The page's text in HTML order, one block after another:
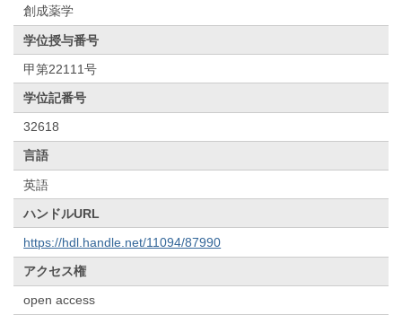
創成薬学
学位授与番号
甲第22111号
学位記番号
32618
言語
英語
ハンドルURL
https://hdl.handle.net/11094/87990
アクセス権
open access